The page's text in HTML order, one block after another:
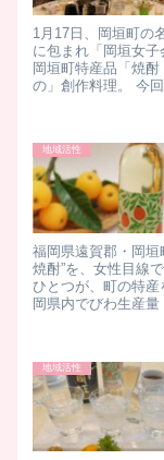
​1月17日、岡垣町の
に包まれ「岡垣女子
岡垣町特産品「焼
の」創作料理。 今
地域活性
福岡県遠賀郡・岡垣
焼酎”を、女性目線
ひとつが、町の特
岡県内でびわ生産
地域活性